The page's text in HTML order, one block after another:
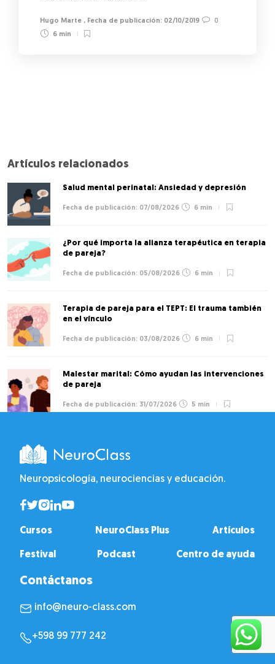
Hugo Marte , 02/10/2019
0
6 min
Artículos relacionados
Salud mental perinatal: Ansiedad y depresión
07/08/2026 6 min
¿Por qué importa la alianza terapéutica en terapia
de pareja?
05/08/2026 6 min
Terapia de pareja para el TEPT: El trauma también
en el vínculo
03/08/2026 6 min
Malestar marital: Cómo ayudan las intervenciones
de pareja
31/07/2026 5 min
Neuropsicología, neurociencias y educación.
Cursos NeuroClass Plus Artículos
Festival Podcast Centro de ayuda
Contáctanos
info@neuro-class.com
+598 99 777 242